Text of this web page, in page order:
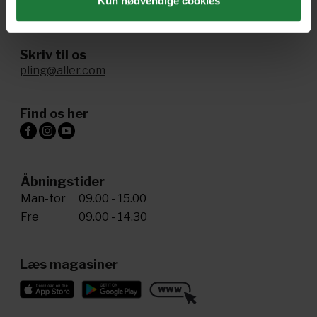
Skriv til os
pling@aller.com
Find os her
Åbningstider
Man-tor
09.00 - 15.00
Fre
09.00 - 14.30
Læs magasiner